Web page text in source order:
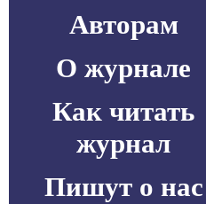
Авторам
О журнале
Как читать
журнал
Пишут о нас